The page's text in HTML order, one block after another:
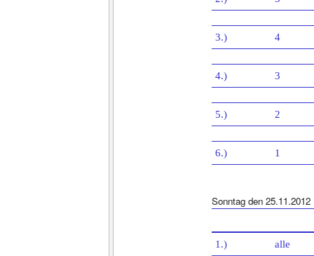
3.) 4
4.) 3
5.) 2
6.) 1
Sonntag den 25.11.2012
1.) alle